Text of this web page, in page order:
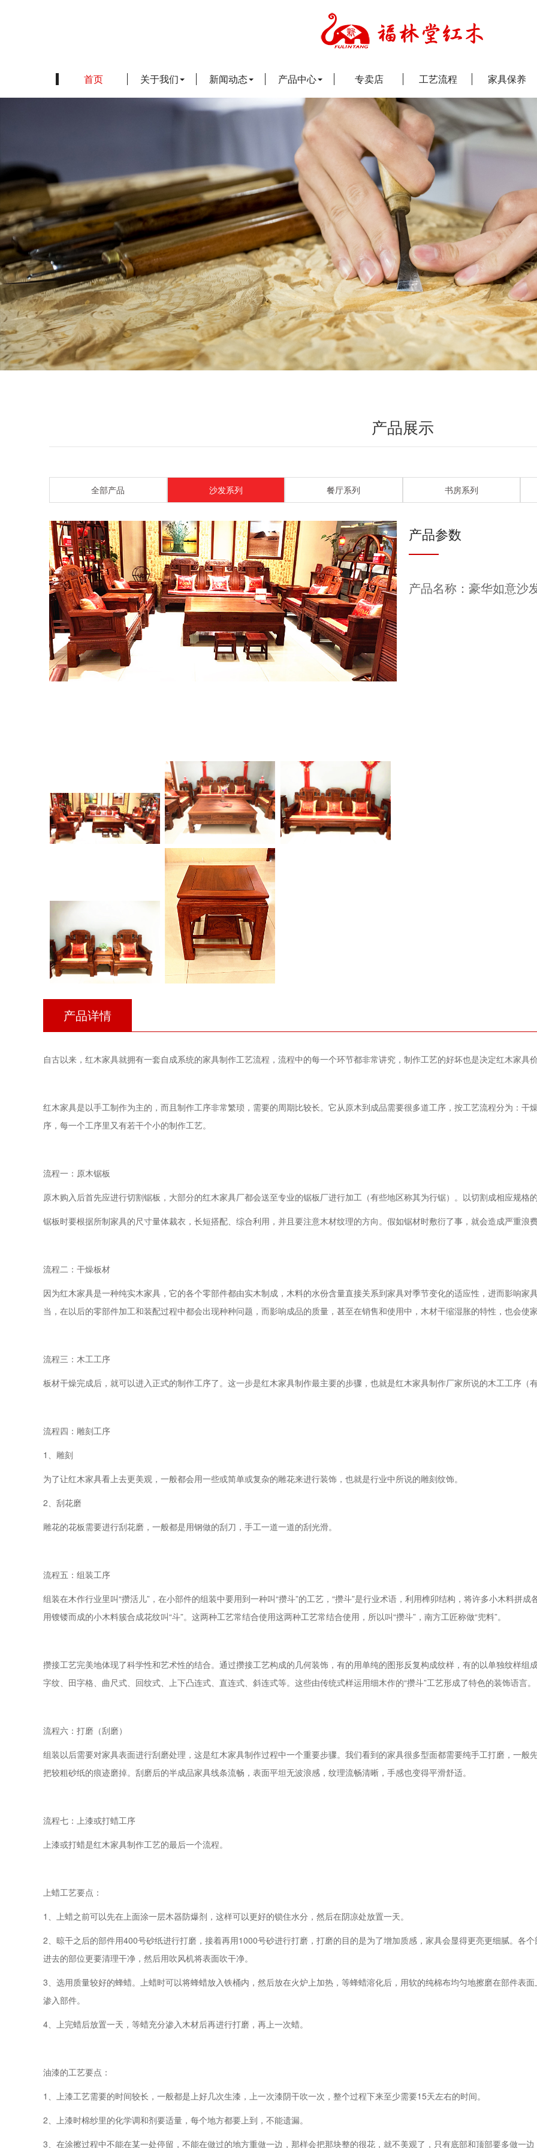
首页 关于我们 新闻动态 产品中心 专卖店 工艺流程 家具保养
产品展示
全部产品 沙发系列 餐厅系列 书房系列
产品参数
产品名称：豪华如意沙
产品详情
自古以来，红木家具就拥有一套自成系统的家具制作工艺流程，流程中的每一个环节都非常讲究，制作工艺的好坏也是决定红木家具价
红木家具是以手工制作为主的，而且制作工序非常繁琐，需要的周期比较长。它从原木到成品需要很多道工序，按工艺流程分为：干
序，每一个工序里又有若干个小的制作工艺。
流程一：原木锯板
原木购入后首先应进行切割锯板，大部分的红木家具厂都会送至专业的锯板厂进行加工（有些地区称其为行锯）。以切割成相应规格的
锯板时要根据所制家具的尺寸量体裁衣，长短搭配、综合利用，并且要注意木材纹理的方向。假如锯材时敷衍了事，就会造成严重浪费
流程二：干燥板材
因为红木家具是一种纯实木家具，它的各个零部件都由实木制成，木料的水份含量直接关系到家具对季节变化的适应性，进而影响家
当，在以后的零部件加工和装配过程中都会出现种种问题，而影响成品的质量，甚至在销售和使用中，木材干缩湿胀的特性，也会使
流程三：木工工序
板材干燥完成后，就可以进入正式的制作工序了。这一步是红木家具制作最主要的步骤，也就是红木家具制作厂家所说的木工工序（
流程四：雕刻工序
1、雕刻
为了让红木家具看上去更美观，一般都会用一些或简单或复杂的雕花来进行装饰，也就是行业中所说的雕刻纹饰。
2、刮花磨
雕花的花板需要进行刮花磨，一般都是用钢做的刮刀，手工一道一道的刮光滑。
流程五：组装工序
组装在木作行业里叫“攒活儿”，在小部件的组装中要用到一种叫“攒斗”的工艺，“攒斗”是行业术语，利用榫卯结构，将许多小木料拼成
用锼镂而成的小木料簇合成花纹叫“斗”。这两种工艺常结合使用这两种工艺常结合使用，所以叫“攒斗”，南方工匠称做“兜料”。
攒接工艺完美地体现了科学性和艺术性的结合。通过攒接工艺构成的几何装饰，有的用单纯的图形反复构成纹样，有的以单独纹样
字纹、田字格、曲尺式、回纹式、上下凸连式、直连式、斜连式等。这些由传统式样运用细木作的“攒斗”工艺形成了特色的装饰语言。
流程六：打磨（刮磨）
组装以后需要对家具表面进行刮磨处理，这是红木家具制作过程中一个重要步骤。我们看到的家具很多型面都需要纯手工打磨，一
把较粗砂纸的痕迹磨掉。刮磨后的半成品家具线条流畅，表面平坦无波浪感，纹理流畅清晰，手感也变得平滑舒适。
流程七：上漆或打蜡工序
上漆或打蜡是红木家具制作工艺的最后一个流程。
上蜡工艺要点：
1、上蜡之前可以先在上面涂一层木器防爆剂，这样可以更好的锁住水分，然后在阴凉处放置一天。
2、晾干之后的部件用400号砂纸进行打磨，接着再用1000号砂进行打磨，打磨的目的是为了增加质感，家具会显得更亮更细腻。各
进去的部位更要清理干净，然后用吹风机将表面吹干净。
3、选用质量较好的蜂蜡。上蜡时可以将蜂蜡放入铁桶内，然后放在火炉上加热，等蜂蜡溶化后，用软的纯棉布均匀地擦磨在部件表
渗入部件。
4、上完蜡后放置一天，等蜡充分渗入木材后再进行打磨，再上一次蜡。
油漆的工艺要点：
1、上漆工艺需要的时间较长，一般都是上好几次生漆，上一次漆阴干吹一次，整个过程下来至少需要15天左右的时间。
2、上漆时棉纱里的化学调和剂要适量，每个地方都要上到，不能遗漏。
3、在涂擦过程中不能在某一处停留，不能在做过的地方重做一边，那样会把那块整的很花，就不美观了，只有底部和顶部要多做一边